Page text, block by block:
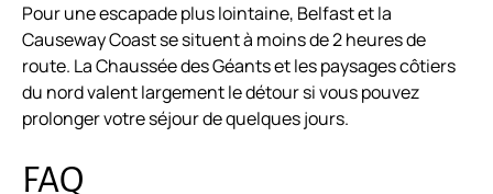
Pour une escapade plus lointaine, Belfast et la
Causeway Coast se situent à moins de 2 heures de
route. La Chaussée des Géants et les paysages côtiers
du nord valent largement le détour si vous pouvez
prolonger votre séjour de quelques jours.
FAQ